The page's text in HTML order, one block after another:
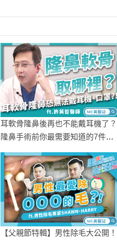
耳軟骨隆鼻後再也不能戴耳機了？
隆鼻手術前你最需要知道的7件
【父親節特輯】男性除毛大公開！